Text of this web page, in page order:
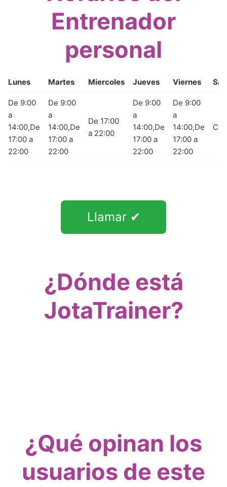
Entrenador
personal
Lunes Martes Miercoles Jueves Viernes
De 9:00
a
14:00,De
17:00 a
22:00
De 9:00
a
14:00,De
17:00 a
22:00
De 17:00
a 22:00
De 9:00
a
14:00,De
17:00 a
22:00
De 9:00
a
14:00,De
17:00 a
22:00
Llamar ✔
¿Dónde está
JotaTrainer?
¿Qué opinan los
usuarios de este